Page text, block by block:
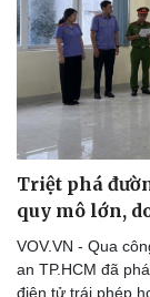
Triệt phá
quy mô lớn,
VOV.VN - Qua
an TP.HCM đã
điện tử trái phép